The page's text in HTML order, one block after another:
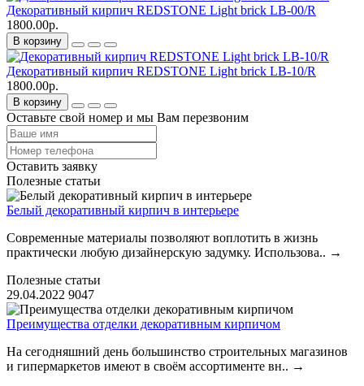
Декоративный кирпич REDSTONE Light brick LB-00/R
1800.00р.
В корзину
Декоративный кирпич REDSTONE Light brick LB-10/R
1800.00р.
В корзину
Оставьте свой номер и мы Вам перезвоним
Оставить заявку
Полезные статьи
Белый декоративный кирпич в интерьере
Современные материалы позволяют воплотить в жизнь
практически любую дизайнерскую задумку. Использова.. →
Полезные статьи
29.04.2022 9047
Преимущества отделки декоративным кирпичом
На сегодняшний день большинство строительных магазинов
и гипермаркетов имеют в своём ассортименте вн.. →